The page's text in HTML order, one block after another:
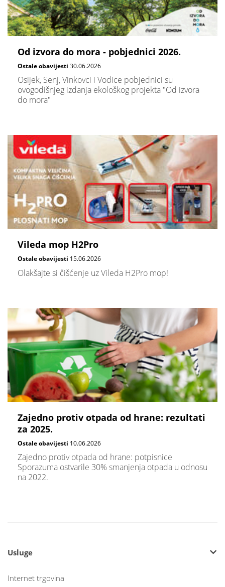
Od izvora do mora - pobjednici 2026.
Ostale obavijesti 30.06.2026
Osijek, Senj, Vinkovci i Vodice pobjednici su
ovogodišnjeg izdanja ekološkog projekta "Od izvora
do mora"
Vileda mop H2Pro
Ostale obavijesti 15.06.2026
Olakšajte si čišćenje uz Vileda H2Pro mop!
Zajedno protiv otpada od hrane: rezultati
za 2025.
Ostale obavijesti 10.06.2026
Zajedno protiv otpada od hrane: potpisnice
Sporazuma ostvarile 30% smanjenja otpada u odnosu
na 2022.
Usluge
Internet trgovina